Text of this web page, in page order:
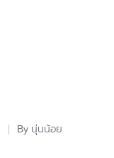
Posted
By นุ่นน้อย